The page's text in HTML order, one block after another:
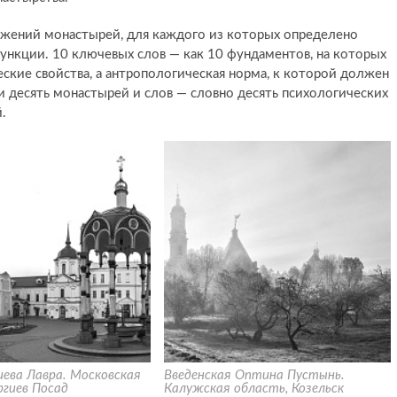
монастырей, для каждого из которых определено
10 ключевых слов — как 10 фундаментов, на которых
свойства, а антропологическая норма, к которой должен
монастырей и слов — словно десять психологических
Лавра. Московская
Посад
Введенская Оптина Пустынь.
Калужская область, Козельск